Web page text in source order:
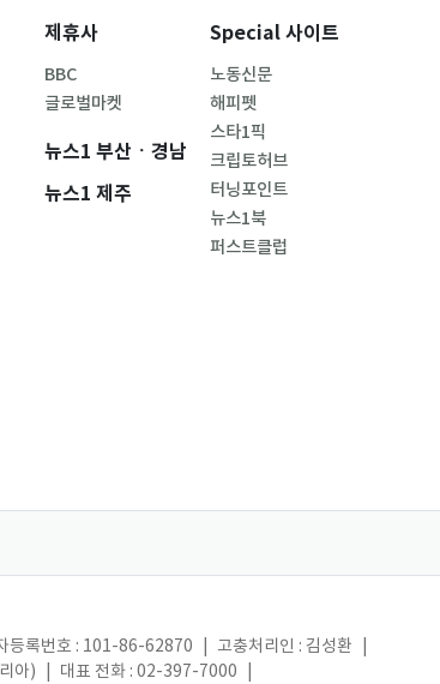
제휴사
BBC
글로벌마켓
뉴스1 부산ㆍ경남
뉴스1 제주
Special 사이트
노동신문
해피펫
스타1픽
크립토허브
터닝포인트
뉴스1북
퍼스트클럽
등록번호 : 101-86-62870 고충처리인 : 김성환
아) 대표 전화 : 02-397-7000